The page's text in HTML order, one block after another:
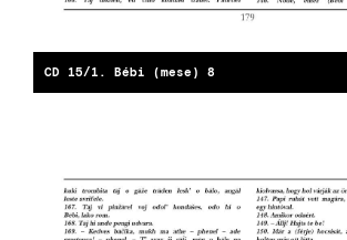
CD 15/1. Bébi (mese) 8